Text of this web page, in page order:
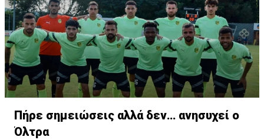
Πήρε σημειώσεις αλλά δεν… ανησυχεί ο
Όλτρα